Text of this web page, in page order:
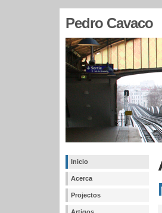
Pedro Cavaco
Inicio
Acerca
Projectos